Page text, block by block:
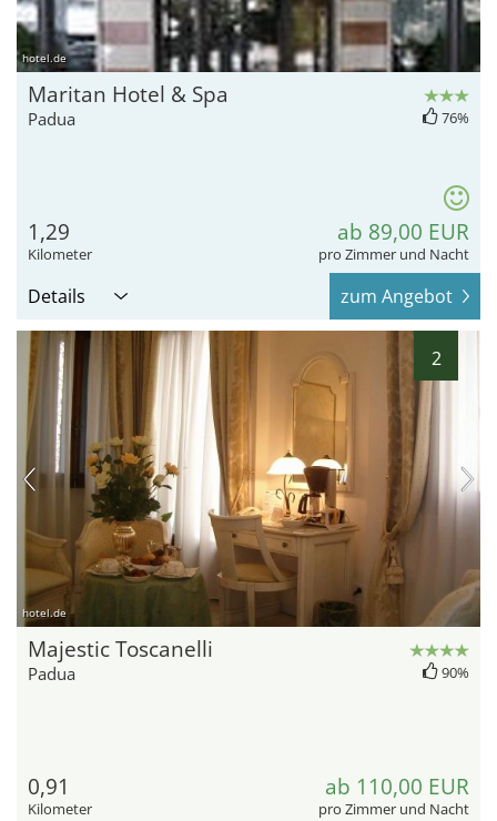
hotel.de
Maritan Hotel & Spa
Padua 76%
1,29
Kilometer
ab 89,00 EUR
pro Zimmer und Nacht
Details zum Angebot
2
hotel.de
Majestic Toscanelli
Padua 90%
0,91
Kilometer
ab 110,00 EUR
pro Zimmer und Nacht